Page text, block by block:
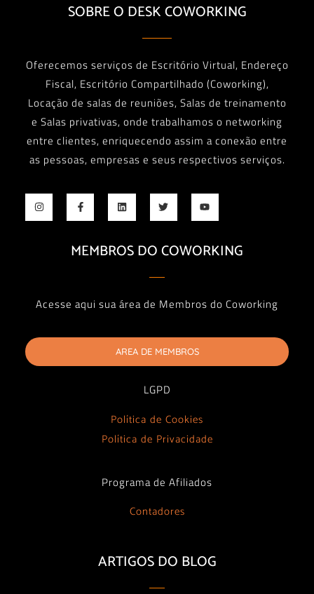
SOBRE O DESK COWORKING
Oferecemos serviços de Escritório Virtual, Endereço
Fiscal, Escritório Compartilhado (Coworking),
Locação de salas de reuniões, Salas de treinamento
e Salas privativas, onde trabalhamos o networking
entre clientes, enriquecendo assim a conexão entre
as pessoas, empresas e seus respectivos serviços.
MEMBROS DO COWORKING
Acesse aqui sua área de Membros do Coworking
AREA DE MEMBROS
LGPD
Política de Cookies
Política de Privacidade
Programa de Afiliados
Contadores
ARTIGOS DO BLOG